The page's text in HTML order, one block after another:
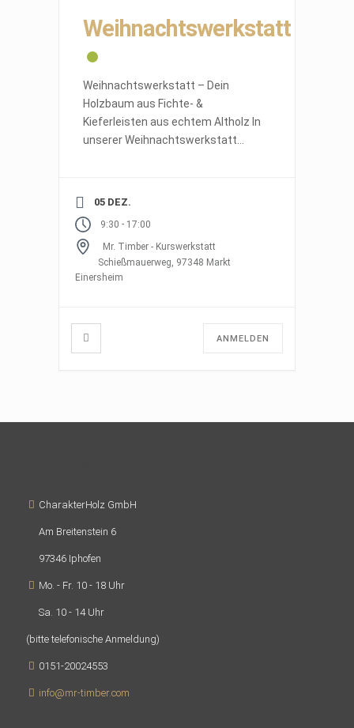
Weihnachtswerkstatt
Weihnachtswerkstatt – Dein
Holzbaum aus Fichte- &
Kieferleisten aus echtem Altholz In
unserer Weihnachtswerkstatt
05 DEZ.
9:30 - 17:00
Mr. Timber - Kurswerkstatt
Schießmauerweg, 97348 Markt
Einersheim
ANMELDEN
CharakterHolz GmbH
Am Breitenstein 6
97346 Iphofen
Mo. - Fr. 10 - 18 Uhr
Sa. 10 - 14 Uhr
(bitte telefonische Anmeldung)
0151-20024553
info@mr-timber.com